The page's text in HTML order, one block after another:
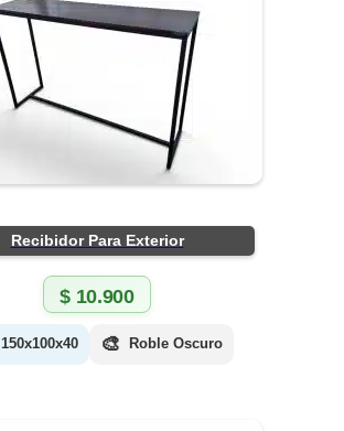
Recibidor Para Exterior
$10.900
150x100x40 🎨 Roble Oscuro